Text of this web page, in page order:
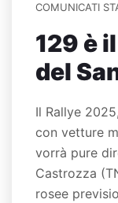
COMUNICATI
129 è
del
Il Rallye
con vetture
vorrà pure
Castrozza
rosee